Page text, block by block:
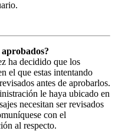
aprobados?
ha decidido que los
el que estas intentando
antes de aprobarlos.
le haya ubicado en
necesitan ser revisados
con el
al respecto.